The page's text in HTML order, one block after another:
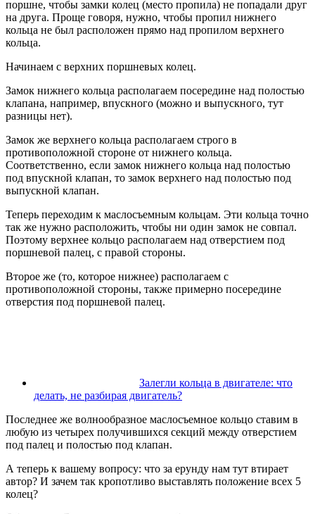
поршне, чтобы замки колец (место пропила) не попадали друг
на друга. Проще говоря, нужно, чтобы пропил нижнего
кольца не был расположен прямо над пропилом верхнего
кольца.
Начинаем с верхних поршневых колец.
Замок нижнего кольца располагаем посередине над полостью
клапана, например, впускного (можно и выпускного, тут
разницы нет).
Замок же верхнего кольца располагаем строго в
противоположной стороне от нижнего кольца.
Соответственно, если замок нижнего кольца над полостью
под впускной клапан, то замок верхнего над полостью под
выпускной клапан.
Теперь переходим к маслосъемным кольцам. Эти кольца точно
так же нужно расположить, чтобы ни один замок не совпал.
Поэтому верхнее кольцо располагаем над отверстием под
поршневой палец, с правой стороны.
Второе же (то, которое нижнее) располагаем с
противоположной стороны, также примерно посередине
отверстия под поршневой палец.
Залегли кольца в двигателе: что
делать, не разбирая двигатель?
Последнее же волнообразное маслосъемное кольцо ставим в
любую из четырех получившихся секций между отверстием
под палец и полостью под клапан.
А теперь к вашему вопросу: что за ерунду нам тут втирает
автор? И зачем так кропотливо выставлять положение всех 5
колец?